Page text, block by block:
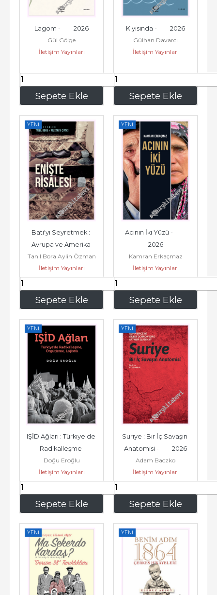
Sepete Ekle
Lagom -         2026
Gül Gölge
İletişim Yayınları
259,00 Sepete Ekle
Kıyısında -         2026
Gülhan Davarcı
İletişim Yayınları
229,40
YENI
Sepete Ekle
Batı'yı Seyretmek :
Avrupa ve Amerika
Seyahatnameleri -
2022
Tanıl Bora Aylin Özman
Kadir Dede
İletişim Yayınları
229,40
YENI
Sepete Ekle
Acının İki Yüzü -
2026
Kamran Erkaçmaz
İletişim Yayınları
262,70
YENI
Sepete Ekle
IŞİD Ağları : Türkiye'de
Radikalleşme
Örgütleme Lojistik -
2026
Doğu Eroğlu
İletişim Yayınları
525,40
YENI
Sepete Ekle
Suriye : Bir İç Savaşın
Anatomisi -         2026
Adam Baczko
İletişim Yayınları
403,30
YENI YENI